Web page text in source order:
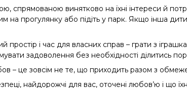
спрямованою винятково на їхні інтереси й
на прогулянку або підіть у парк. Якщо інша
і час для власних справ – грати з
задоволення без необхідності ділитись
– це зовсім не те, що приходить разом з
найдорожчі для вас, оточені любов’ю і що